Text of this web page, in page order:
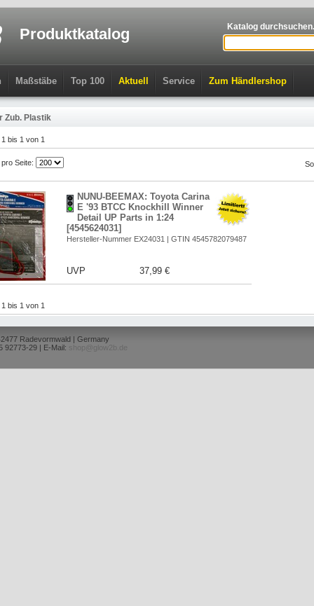
Produktkatalog Katalog
Maßstäbe Top 100 Aktuell Service Zum Händlershop
Zub. Plastik
bis 1 von 1
Seite:
NUNU-BEEMAX: Toyota Carina
E '93 BTCC Knockhill Winner
Detail UP Parts in 1:24
[4545624031]
Hersteller-Nummer EX24031 | GTIN 4545782079487
UVP 37,99 €
bis 1 von 1
Radevormwald | Germany
92773-29 | E-Mail:
shop@glow2b.de